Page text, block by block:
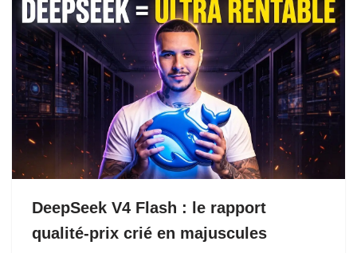
DeepSeek V4 Flash : le rapport
qualité-prix crié en majuscules